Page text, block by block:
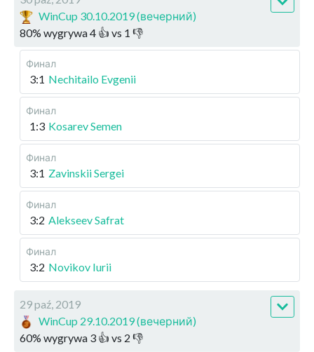
WinCup 30.10.2019 (вечерний)
80% wygrywa4 👍 vs 1 👎
Финал
3:1 Nechitailo Evgenii
Финал
1:3 Kosarev Semen
Финал
3:1 Zavinskii Sergei
Финал
3:2 Alekseev Safrat
Финал
3:2 Novikov Iurii
29 paź, 2019
WinCup 29.10.2019 (вечерний)
60% wygrywa 3 👍 vs 2 👎